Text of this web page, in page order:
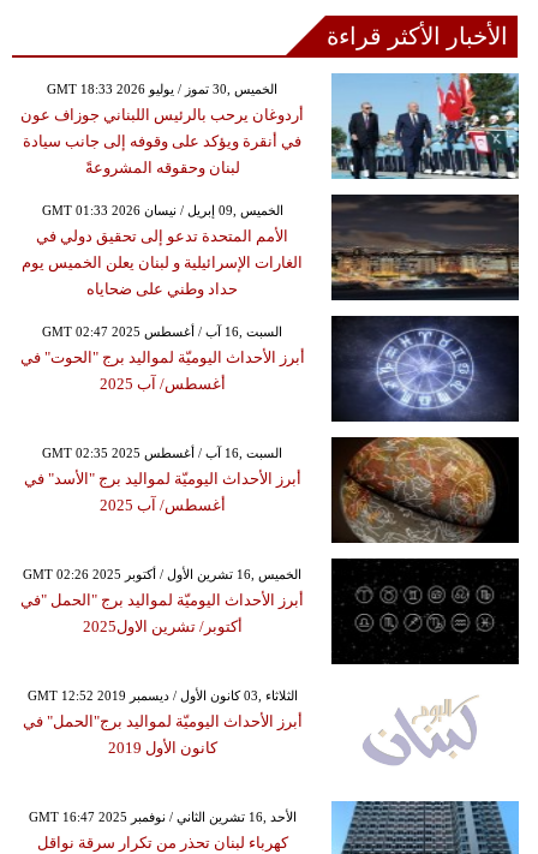
الأخبار الأكثر قراءة
GMT 18:33 2026 الخميس ,30 تموز / يوليو
أردوغان يرحب بالرئيس اللبناني جوزاف عون
في أنقرة ويؤكد على وقوفه إلى جانب سيادة
لبنان وحقوقه المشروعةً
GMT 01:33 2026 الخميس ,09 إبريل / نيسان
الأمم المتحدة تدعو إلى تحقيق دولي في
الغارات الإسرائيلية و لبنان يعلن الخميس يوم
حداد وطني على ضحاياه
GMT 02:47 2025 السبت ,16 آب / أغسطس
أبرز الأحداث اليوميّة لمواليد برج "الحوت" في
أغسطس/ آب 2025
GMT 02:35 2025 السبت ,16 آب / أغسطس
أبرز الأحداث اليوميّة لمواليد برج "الأسد" في
أغسطس/ آب 2025
GMT 02:26 2025 الخميس ,16 تشرين الأول / أكتوبر
أبرز الأحداث اليوميّة لمواليد برج "الحمل "في
أكتوبر/ تشرين الاول2025
GMT 12:52 2019 الثلاثاء ,03 كانون الأول / ديسمبر
أبرز الأحداث اليوميّة لمواليد برج"الحمل" في
كانون الأول 2019
GMT 16:47 2025 الأحد ,16 تشرين الثاني / نوفمبر
كهرباء لبنان تحذر من تكرار سرقة نواقل